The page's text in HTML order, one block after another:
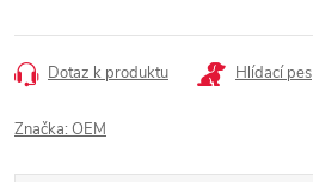
Dotaz k produktu Hlídací pes
Značka: OEM